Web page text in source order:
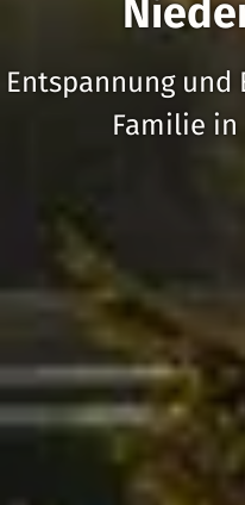
Entspannung und
Familie